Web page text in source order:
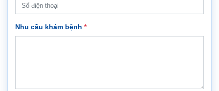
Nhu cầu khám bệnh *